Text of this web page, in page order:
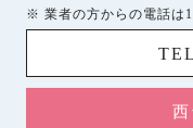
※ 業者の方からの電話は